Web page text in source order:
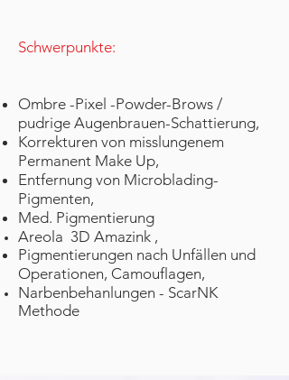
Schwerpunkte:
Ombre -Pixel -Powder-Brows /
pudrige Augenbrauen-Schattierung,
Korrekturen von misslungenem
Permanent Make Up,
Entfernung von Microblading-
Pigmenten,
Med. Pigmentierung
Areola 3D Amazink ,
Pigmentierungen nach Unfällen und
Operationen, Camouflagen,
Narbenbehanlungen - ScarNK
Methode